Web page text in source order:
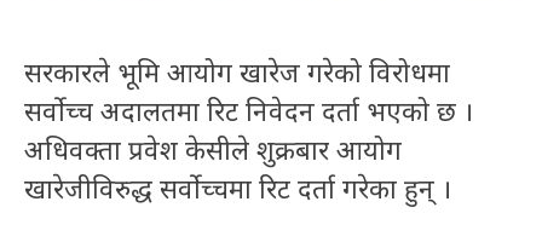
सरकारले भूमि आयोग खारेज गरेको विरोधमा
सर्वोच्च अदालतमा रिट निवेदन दर्ता भएको छ ।
अधिवक्ता प्रवेश केसीले शुक्रबार आयोग
खारेजीविरुद्ध सर्वोच्चमा रिट दर्ता गरेका हुन् ।